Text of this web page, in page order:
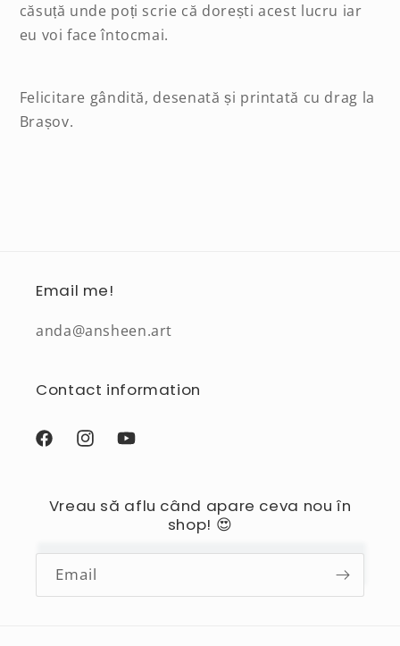
căsuță unde poți scrie că dorești acest lucru iar
eu voi face întocmai.
Felicitare gândită, desenată și printată cu drag la
Brașov.
Email me!
anda@ansheen.art
Contact information
FacebookInstagramYouTube
Vreau să aflu când apare ceva nou în
shop! 😍
Email